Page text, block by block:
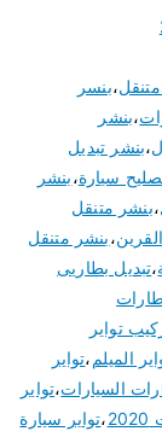
،بنسر
،بنشر
،بنشر تبديل
سيارة،بنشر
،بنشر متنقل
،بنشر متنقل
،تبديل بطاريى
تواير
الميلم،تواير
السيارات،تواير
،تواير سيارة